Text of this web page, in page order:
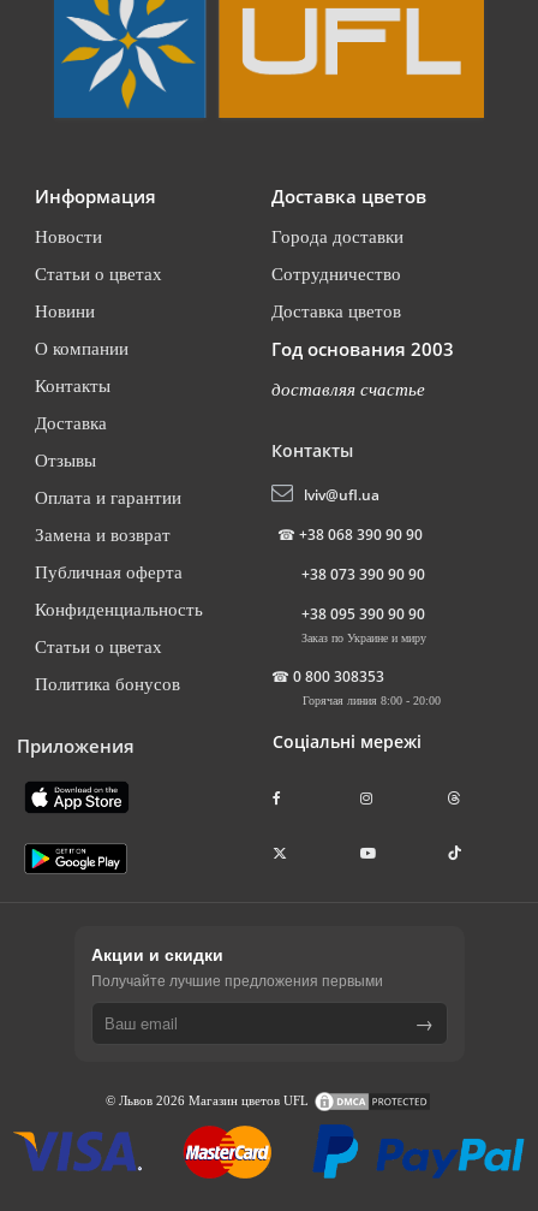
Информация
Новости
Статьи о цветах
Новини
О компании
Контакты
Доставка
Отзывы
Оплата и гарантии
Замена и возврат
Публичная оферта
Конфиденциальность
Статьи о цветах
Политика бонусов
Приложения
Доставка цветов
Города доставки
Сотрудничество
Доставка цветов
Год основания 2003
доставляя счастье
Контакты
lviv@ufl.ua
☎ +38 068 390 90 90
+38 073 390 90 90
+38 095 390 90 90
Заказ по Украине и миру
☎ 0 800 308353
Горячая линия 8:00 - 20:00
Соціальні мережі
Акции и скидки
Получайте лучшие предложения первыми
→
© Львов 2026 Магазин цветов UFL